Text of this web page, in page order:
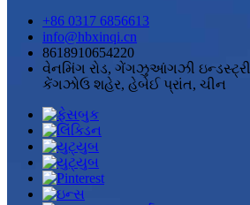
+86 0317 6856613
info@hbxinqi.cn
8618910654220
વેનમિંગ રોડ, ગેંગઝુઆંગઝી
કેંગઝોઉ શહેર, હેબેઈ પ્રાંત, ચીન